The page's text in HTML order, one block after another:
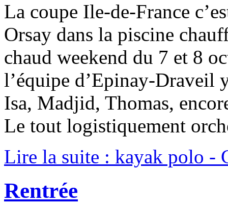
La coupe Ile-de-France
Orsay dans la piscine
chaud weekend du 7 et 8
l’équipe d’Epinay-Draveil
Isa, Madjid, Thomas,
Le tout logistiquement
Lire la suite : kayak polo -
Rentrée